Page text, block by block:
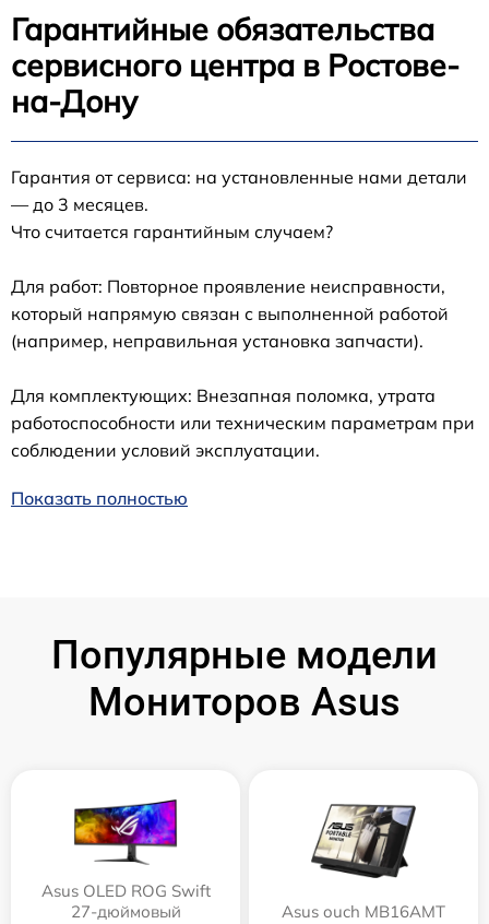
Гарантийные обязательства
сервисного центра в Ростове-
на-Дону
Гарантия от сервиса: на установленные нами детали
— до 3 месяцев.
Что считается гарантийным случаем?
Для работ: Повторное проявление неисправности,
который напрямую связан с выполненной работой
(например, неправильная установка запчасти).
Для комплектующих: Внезапная поломка, утрата
работоспособности или техническим параметрам при
соблюдении условий эксплуатации.
Показать полностью
Популярные модели
Мониторов Asus
Asus OLED ROG Swift
27-дюймовый
Asus ouch MB16AMT